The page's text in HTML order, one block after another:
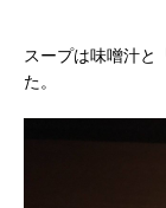
スープは味噌汁と
た。